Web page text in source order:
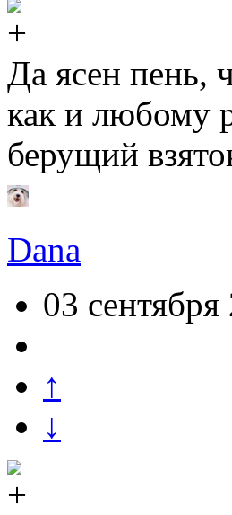
Да ясен пень,
как и любому
берущий
Dana
03
↑
↓